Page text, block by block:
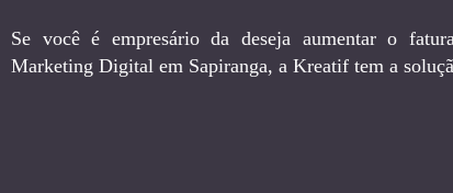
Se você é empresário da deseja aumentar o
Marketing Digital em Sapiranga, a Kreatif tem a